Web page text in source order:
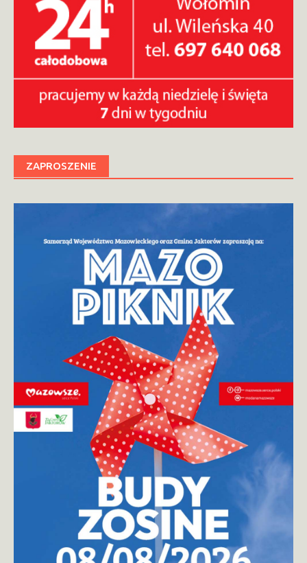
ZAPROSZENIE